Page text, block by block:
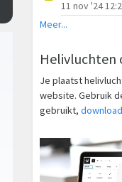
11 nov '24
Meer...
Helivluchten
Je plaatst
website. Gebruik
gebruikt,